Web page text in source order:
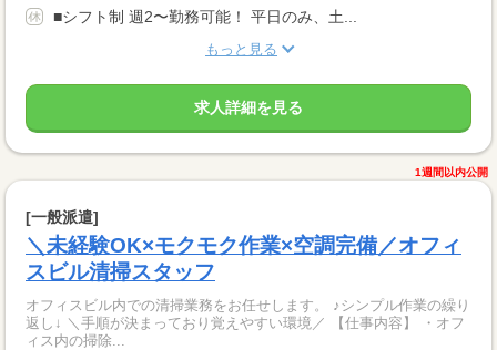
■シフト制 週2〜勤務可能！ 平日のみ、土...
もっと見る
求人詳細を見る
1週間以内公開
[一般派遣]
＼未経験OK×モクモク作業×空調完備／オフィ
スビル清掃スタッフ
オフィスビル内での清掃業務をお任せします。 ♪シンプル作業の繰り
返し↓ ＼手順が決まっており覚えやすい環境／ 【仕事内容】 ・オフ
ィス内の掃除...